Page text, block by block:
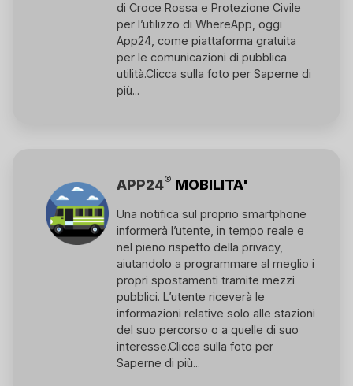
di Croce Rossa e Protezione Civile
per l’utilizzo di WhereApp, oggi
App24, come piattaforma gratuita
per le comunicazioni di pubblica
utilità.Clicca sulla foto per Saperne di
più...
APP24® MOBILITA'
Una notifica sul proprio smartphone
informerà l’utente, in tempo reale e
nel pieno rispetto della privacy,
aiutandolo a programmare al meglio i
propri spostamenti tramite mezzi
pubblici. L’utente riceverà le
informazioni relative solo alle stazioni
del suo percorso o a quelle di suo
interesse.Clicca sulla foto per
Saperne di più...